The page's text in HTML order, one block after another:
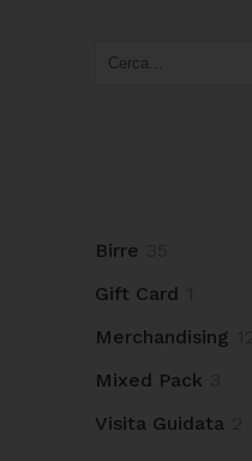
Birre
Gift Card
Merchandising
Mixed Pack
Visita Guidata